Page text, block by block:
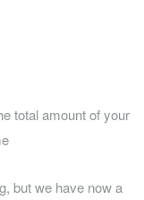
total amount of your
but we have now a